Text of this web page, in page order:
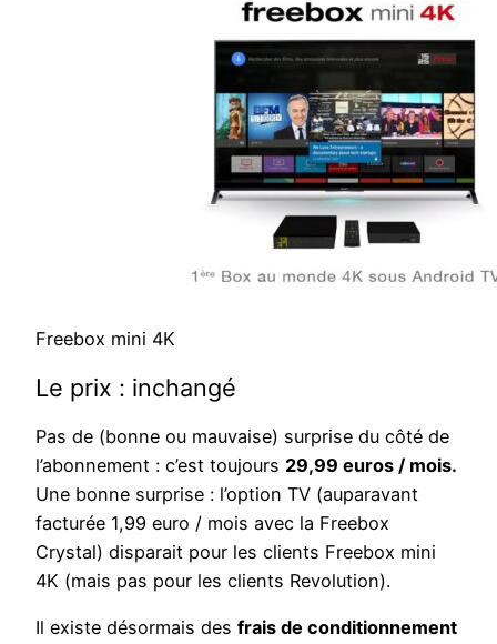
Freebox mini 4K
Le prix : inchangé
Pas de (bonne ou mauvaise) surprise du côté de
l’abonnement : c’est toujours 29,99 euros / mois.
Une bonne surprise : l’option TV (auparavant
facturée 1,99 euro / mois avec la Freebox
Crystal) disparait pour les clients Freebox mini
4K (mais pas pour les clients Revolution).
Il existe désormais des frais de conditionnement